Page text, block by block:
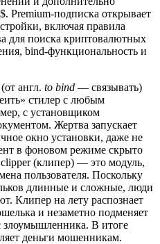
Premium-подписка открывает
включая правила
для поиска криптовалютных
bind-функциональность и
англ. to bind — связывать)
стилер с любым
с установщиком
Жертва запускает
окно установки, даже не
в фоновом режиме скрыто
(клипер) — это модуль,
пользователя. Поскольку
длинные и сложные, люди
Клипер на лету распознает
и незаметно подменяет
злоумышленника. В итоге
деньги мошенникам.